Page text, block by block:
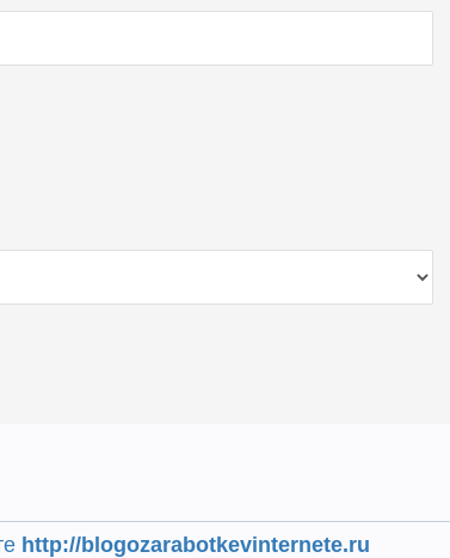
http://blogozarabotkevinternete.ru